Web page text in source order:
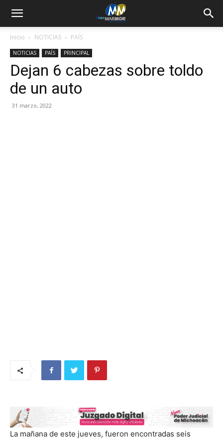
Inicio NOTICIAS PAÍS
NOTICIAS PAÍS PRINCIPAL
Dejan 6 cabezas sobre toldo
de un auto
31 marzo, 2022
La mañana de este jueves, fueron encontradas seis